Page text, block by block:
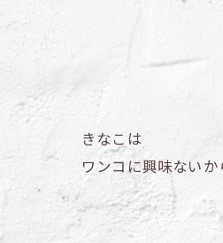
きなこは
ワンコに興味ない